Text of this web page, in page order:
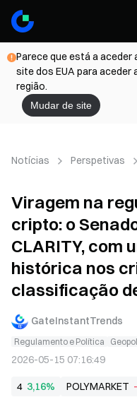
Parece que está a aceder
site dos EUA para
região.
Mudar de site
Notícias Perspetivas
Viragem na
cripto: o
CLARITY, com
histórica nos
classificação
GateInstantTrends
Regulamento e Política
2026-05-15 07:16:49
4 3,16% POLYMARKET